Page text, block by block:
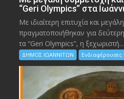
“Geri Olympics” στα
Με ιδιαίτερη επιτυχία και
πραγματοποιήθηκαν για
τα “Geri Olympics”, η ξεχωριστή...
ΔΗΜΟΣ ΙΩΑΝΝΙΤΩΝ Ενδιαφέρουσες